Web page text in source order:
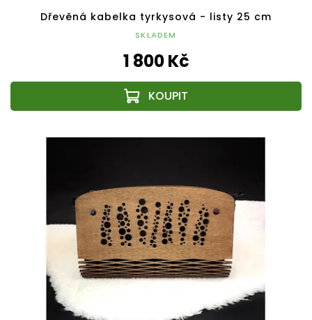
Dřevěná kabelka tyrkysová - listy 25 cm
SKLADEM
1 800 Kč